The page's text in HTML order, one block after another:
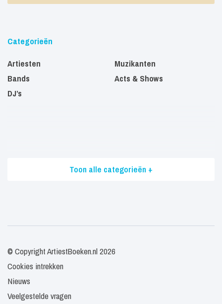
Categorieën
Artiesten
Bands
DJ’s
Muzikanten
Acts & Shows
Toon alle categorieën +
© Copyright ArtiestBoeken.nl 2026
Cookies intrekken
Nieuws
Veelgestelde vragen